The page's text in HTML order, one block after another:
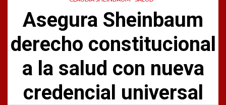
Asegura Sheinbaum
derecho constitucional
a la salud con nueva
credencial universal